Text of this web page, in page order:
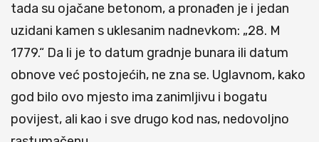
tada su ojačane betonom, a pronađen je i jedan
uzidani kamen s uklesanim nadnevkom: „28. M
1779.“ Da li je to datum gradnje bunara ili datum
obnove već postojećih, ne zna se. Uglavnom, kako
god bilo ovo mjesto ima zanimljivu i bogatu
povijest, ali kao i sve drugo kod nas, nedovoljno